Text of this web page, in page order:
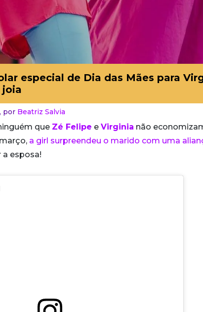
especial de Dia das Mães para
joia
por Beatriz Salvia
que Zé Felipe e Virginia não
a girl surpreendeu o marido com uma
esposa!